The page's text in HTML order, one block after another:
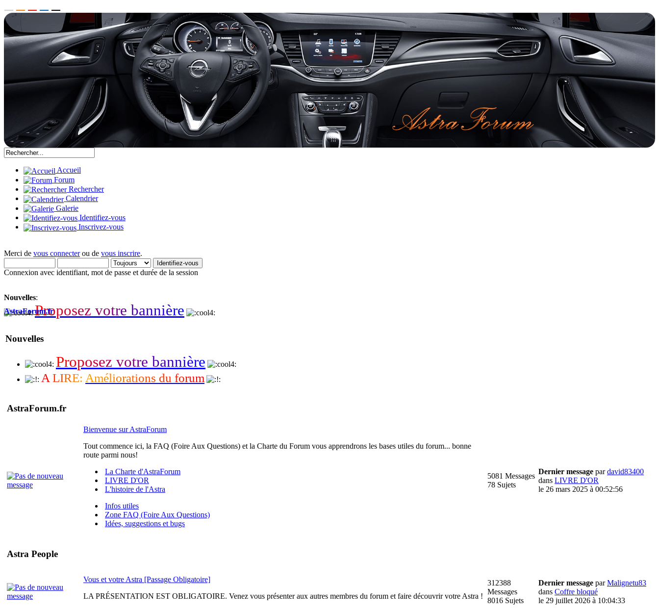
Accueil
Forum
Rechercher
Calendrier
Galerie
Identifiez-vous
Inscrivez-vous
Merci de vous connecterou de vous inscrire.
Connexion avec identifiant, mot de passe et durée de la session
Nouvelles:
Proposez votre bannière
AstraForum.fr
Nouvelles
Proposez votre bannière
A LIRE: Améliorations du forum
AstraForum.fr
Bienvenue sur AstraForum
Tout commence ici, la FAQ (Foire Aux Questions) et la Charte du Forum vous apprendrons les bases utiles du forum... bonne
route parmi nous!
La Charte d'AstraForum
LIVRE D'OR
L'histoire de l'Astra
Infos utiles
Zone FAQ (Foire Aux Questions)
Idées, suggestions et bugs
5081 Messages
78 Sujets
Dernier message pardavid83400
dans LIVRE D'OR
le 26 mars 2025 à 00:52:56
Astra People
Vous et votre Astra [Passage Obligatoire]
LA PRÉSENTATION EST OBLIGATOIRE. Venez vous présenter aux autres membres du forum et faire découvrir votre Astra !
312388
Messages
8016 Sujets
Dernier message parMalignetu83
dans Coffre bloqué
le 29 juillet 2026 à 10:04:33